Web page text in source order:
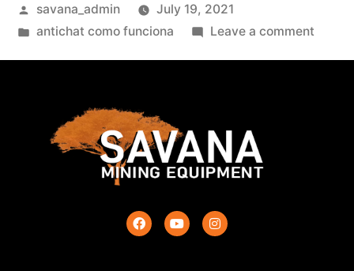
savana_admin
July 19, 2021
antichat como funciona
Leave a comment